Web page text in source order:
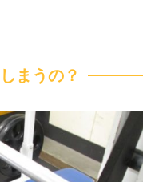
まうの？